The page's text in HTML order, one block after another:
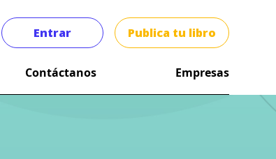
Entrar Publica tu libro
Contáctanos Empresas